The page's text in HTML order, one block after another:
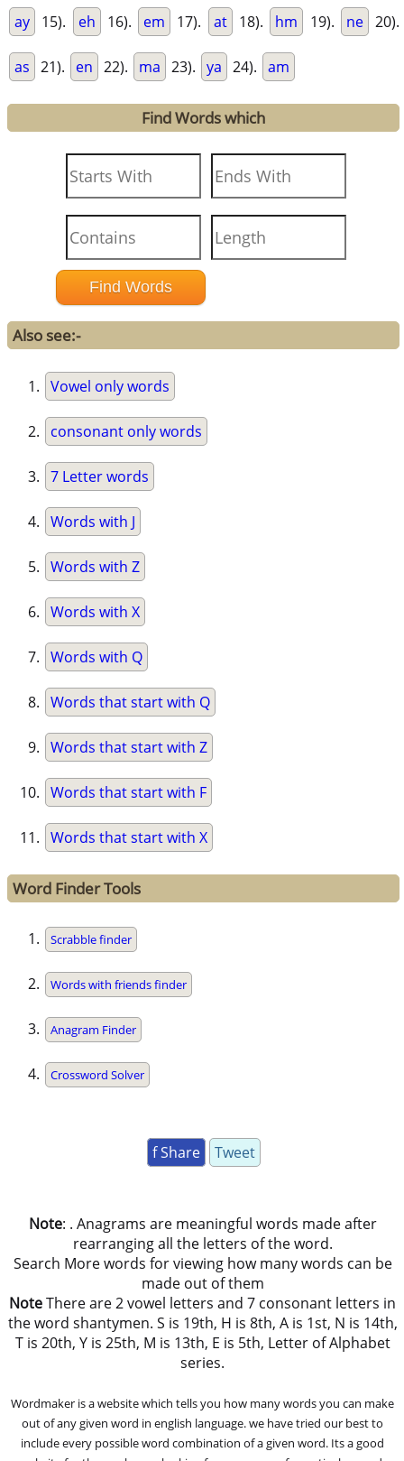
ay 15). eh 16). em 17). at 18). hm 19). ne 20).
as 21). en 22). ma 23). ya 24). am
Find Words which
Also see:-
Vowel only words
consonant only words
7 Letter words
Words with J
Words with Z
Words with X
Words with Q
Words that start with Q
Words that start with Z
Words that start with F
Words that start with X
Word Finder Tools
Scrabble finder
Words with friends finder
Anagram Finder
Crossword Solver
f Share Tweet
Note: . Anagrams are meaningful words made after
rearranging all the letters of the word.
Search More words for viewing how many words can be
made out of them
NoteThere are 2 vowel letters and 7 consonant letters in
the word shantymen. S is 19th, H is 8th, A is 1st, N is 14th,
T is 20th, Y is 25th, M is 13th, E is 5th, Letter of Alphabet
series.
Wordmaker is a website which tells you how many words you can make
out of any given word in english language. we have tried our best to
include every possible word combination of a given word. Its a good